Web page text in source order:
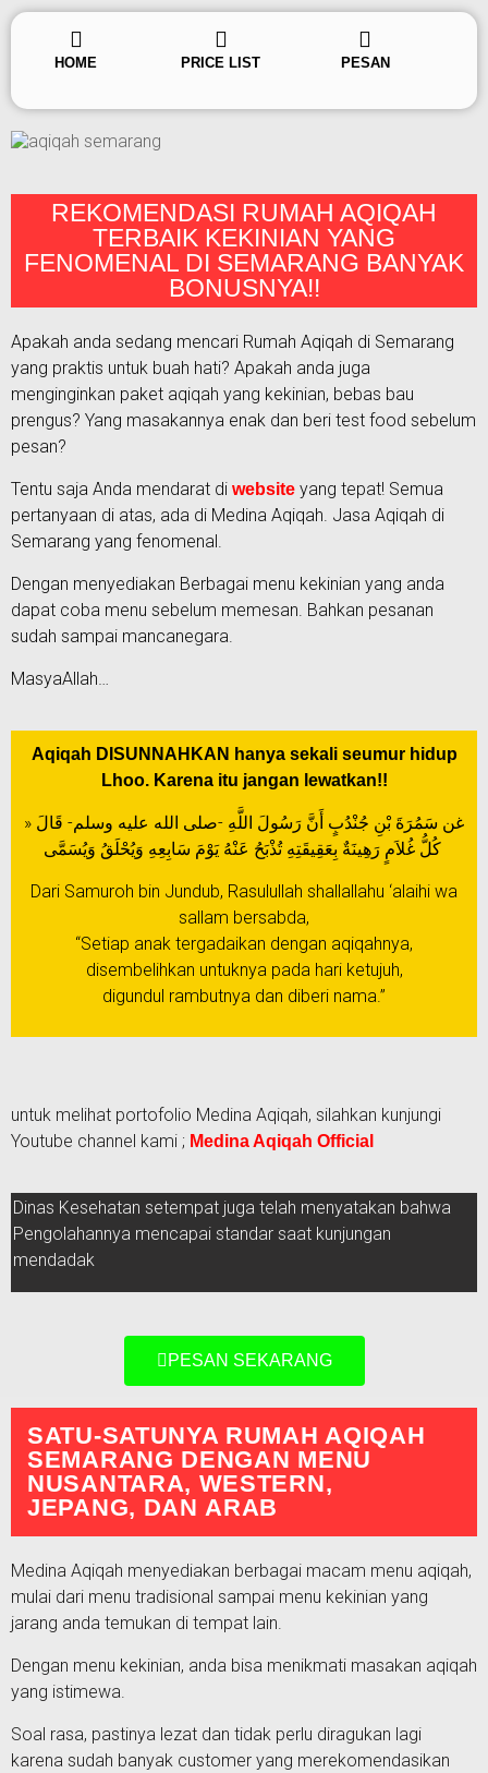
HOME PRICE LIST PESAN
REKOMENDASI RUMAH AQIQAH
TERBAIK KEKINIAN YANG
FENOMENAL DI SEMARANG BANYAK
BONUSNYA!!
Apakah anda sedang mencari Rumah Aqiqah di Semarang
yang praktis untuk buah hati? Apakah anda juga
menginginkan paket aqiqah yang kekinian, bebas bau
prengus? Yang masakannya enak dan beri test food sebelum
pesan?
Tentu saja Anda mendarat di website yang tepat! Semua
pertanyaan di atas, ada di Medina Aqiqah. Jasa Aqiqah di
Semarang yang fenomenal.
Dengan menyediakan Berbagai menu kekinian yang anda
dapat coba menu sebelum memesan. Bahkan pesanan
sudah sampai mancanegara.
MasyaAllah…
Aqiqah DISUNNAHKAN hanya sekali seumur hidup
Lhoo. Karena itu jangan lewatkan!!
غن سَمُرَةَ بْنِ جُنْدُبٍ أَنَّ رَسُولَ اللَّهِ -صلى الله عليه وسلم- قَالَ «
كُلُّ غُلاَمٍ رَهِينَةٌ بِعَقِيقَتِهِ تُذْبَحُ عَنْهُ يَوْمَ سَابِعِهِ وَيُحْلَقُ وَيُسَمَّى
Dari Samuroh bin Jundub, Rasulullah shallallahu ‘alaihi wa
sallam bersabda,
“Setiap anak tergadaikan dengan aqiqahnya,
disembelihkan untuknya pada hari ketujuh,
digundul rambutnya dan diberi nama.”
untuk melihat portofolio Medina Aqiqah, silahkan kunjungi
Youtube channel kami ; Medina Aqiqah Official
Dinas Kesehatan setempat juga telah menyatakan bahwa
Pengolahannya mencapai standar saat kunjungan
mendadak
PESAN SEKARANG
SATU-SATUNYA RUMAH AQIQAH
SEMARANG DENGAN MENU
NUSANTARA, WESTERN,
JEPANG, DAN ARAB
Medina Aqiqah menyediakan berbagai macam menu aqiqah,
mulai dari menu tradisional sampai menu kekinian yang
jarang anda temukan di tempat lain.
Dengan menu kekinian, anda bisa menikmati masakan aqiqah
yang istimewa.
Soal rasa, pastinya lezat dan tidak perlu diragukan lagi
karena sudah banyak customer yang merekomendasikan